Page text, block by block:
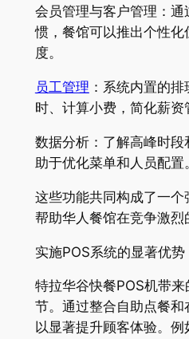
会员管理与客户管理：通
惯，餐馆可以推出个性
度。
员工管理 ：系统内置的
时、计算小费，简化薪资
数据分析：了解高峰时
助于优化菜单和人员配置。
这些功能共同构成了一个
帮助华人餐馆在竞争激烈
实施POS系统的显著优势
特拉华谷快餐POS机带
节。通过整合自助点餐
以显著提升顾客体验。